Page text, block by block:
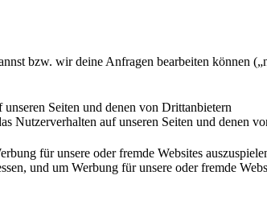
bzw. wir deine Anfragen bearbeiten können
Seiten und denen von Drittanbietern
Nutzerverhalten auf unseren Seiten und denen
für unsere oder fremde Websites
und um Werbung für unsere oder fremde